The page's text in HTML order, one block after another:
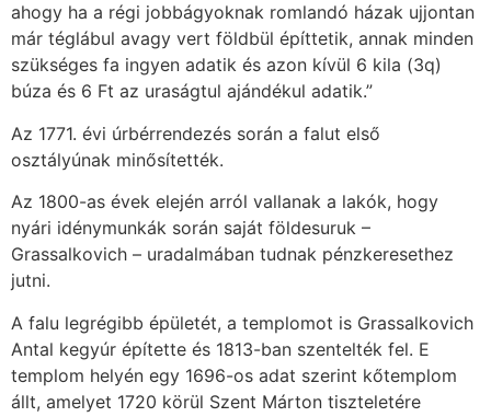
ahogy ha a régi jobbágyoknak romlandó házak ujjontan
már téglábul avagy vert földbül építtetik, annak minden
szükséges fa ingyen adatik és azon kívül 6 kila (3q)
búza és 6 Ft az uraságtul ajándékul adatik.”
Az 1771. évi úrbérrendezés során a falut első
osztályúnak minősítették.
Az 1800-as évek elején arról vallanak a lakók, hogy
nyári idénymunkák során saját földesuruk –
Grassalkovich – uradalmában tudnak pénzkeresethez
jutni.
A falu legrégibb épületét, a templomot is Grassalkovich
Antal kegyúr építette és 1813-ban szentelték fel. E
templom helyén egy 1696-os adat szerint kőtemplom
állt, amelyet 1720 körül Szent Márton tiszteletére